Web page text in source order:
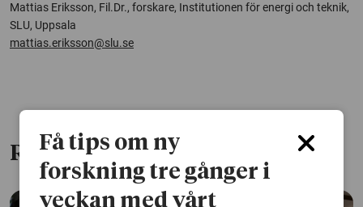
Mattias Eriksson, Fil.Dr., forskare, Institutionen för energi och teknik,
SLU, Uppsala
mattias.eriksson@slu.se
Relaterade artiklar
Få tips om ny
forskning tre gånger i
veckan med vårt